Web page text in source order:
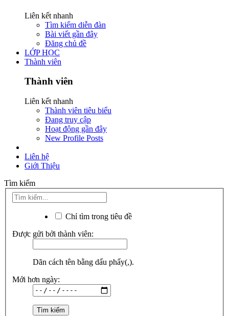
Liên kết nhanh
Tìm kiếm diễn đàn
Bài viết gần đây
Đăng chủ đề
LỚP HỌC
Thành viên
Thành viên
Liên kết nhanh
Thành viên tiêu biểu
Đang truy cập
Hoạt động gần đây
New Profile Posts
Liên hệ
Giới Thiệu
Tìm kiếm
Chỉ tìm trong tiêu đề
Được gửi bởi thành viên:
Dãn cách tên bằng dấu phẩy(,).
Mới hơn ngày: